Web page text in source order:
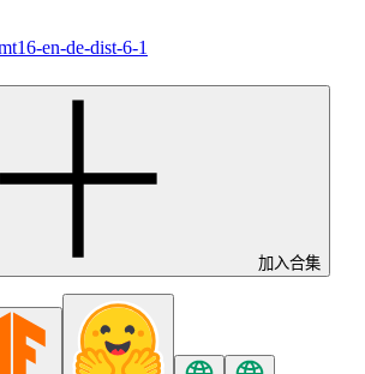
en-de-dist-6-1
加入合集